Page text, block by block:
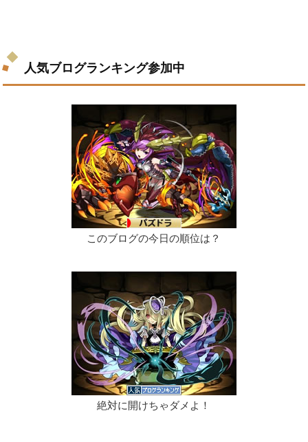
人気ブログランキング参加中
このブログの今日の順位は？
絶対に開けちゃダメよ！